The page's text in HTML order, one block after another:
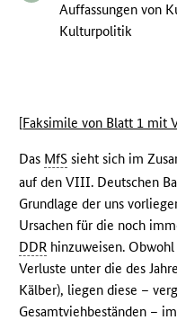
Auffassungen von
Kulturpolitik
[Faksimile von Blatt 1 mit
Das MfS sieht sich im
auf den VIII. Deutschen
Grundlage der uns
Ursachen für die noch
DDR hinzuweisen.
Verluste unter die des
Kälber), liegen diese –
Gesamtviehbeständen –